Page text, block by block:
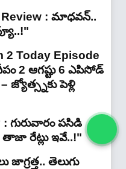
Review : మాధవన్..
2 Today Episode
2 ఆగష్టు 6 ఎపిసోడ్
జ్యోత్స్నకు పెళ్లి
గురువారం పసిడి
తాజా రేట్లు ఇవే..!"
జాగ్రత్త.. తెలుగు